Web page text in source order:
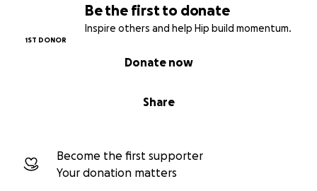
Be the first to donate
Inspire others and help Hip build momentum.
1ST DONOR
Share
Donate now
Become the first supporter
Your donation matters